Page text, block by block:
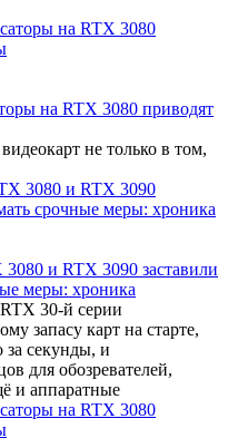
на RTX 3080 приводят
не только в том,
и RTX 3090 заставили
меры: хроника
30-й серии
запасу карт на старте,
за секунды, и
для обозревателей,
и аппаратные